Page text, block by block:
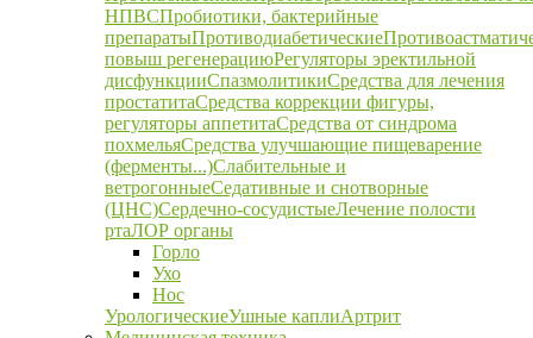
НПВСПробиотики, бактерийные
препаратыПротиводиабетические
повыш регенерациюРегуляторы эректильной
дисфункцииСпазмолитикиСредства для лечения
простатитаСредства коррекции фигуры,
регуляторы аппетитаСредства от синдрома
похмельяСредства улучшающие пищеварение
(ферменты...)Слабительные и
ветрогонныеСедативные и снотворные
(ЦНС)Сердечно-сосудистыеЛечение полости
ртаЛОР органы
Горло
Ухо
Нос
УрологическиеУшные каплиАртрит